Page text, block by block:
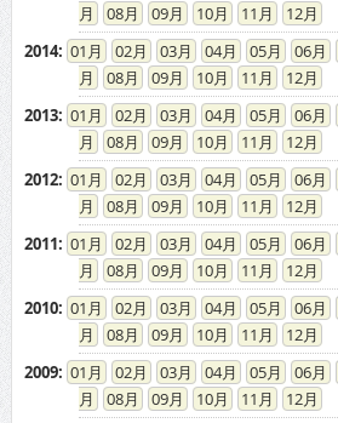
08
09 10 11
12
2014: 01 02 03 04 05 06
08
09 10 11
12
2013: 01 02 03 04 05 06
08
09 10 11
12
2012: 01 02 03 04 05 06
08
09 10 11
12
2011: 01 02 03 04 05 06
08
09 10 11
12
2010: 01 02 03 04 05 06
08
09 10 11
12
2009: 01 02 03 04 05 06
08
09 10 11
12